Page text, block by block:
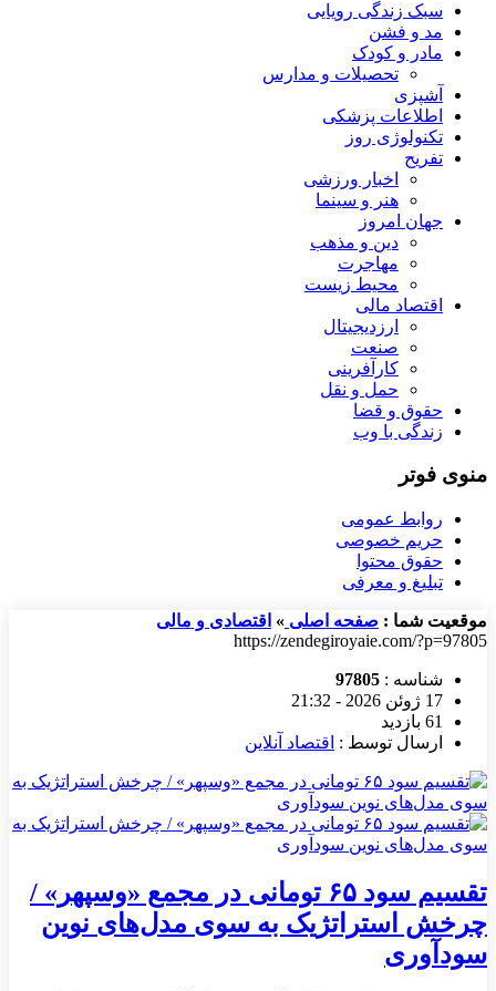
سبک زندگی رویایی
مد و فشن
مادر و کودک
تحصیلات و مدارس
آشپزی
اطلاعات پزشکی
تکنولوژی روز
تفریح
اخبار ورزشی
هنر و سینما
جهان امروز
دین و مذهب
مهاجرت
محیط زیست
اقتصاد مالی
ارزدیجیتال
صنعت
کارآفرینی
حمل و نقل
حقوق و قضا
زندگی با وب
منوی فوتر
روابط عمومی
حریم خصوصی
حقوق محتوا
تبلیغ و معرفی
موقعیت شما : صفحه اصلی » اقتصادی و مالی
https://zendegiroyaie.com/?p=97805
شناسه : 97805
17 ژوئن 2026 - 21:32
61 بازدید
ارسال توسط : اقتصاد آنلاین
تقسیم سود ۶۵ تومانی در مجمع «وسپهر» /
چرخش استراتژیک به سوی مدل‌های نوین
سودآوری